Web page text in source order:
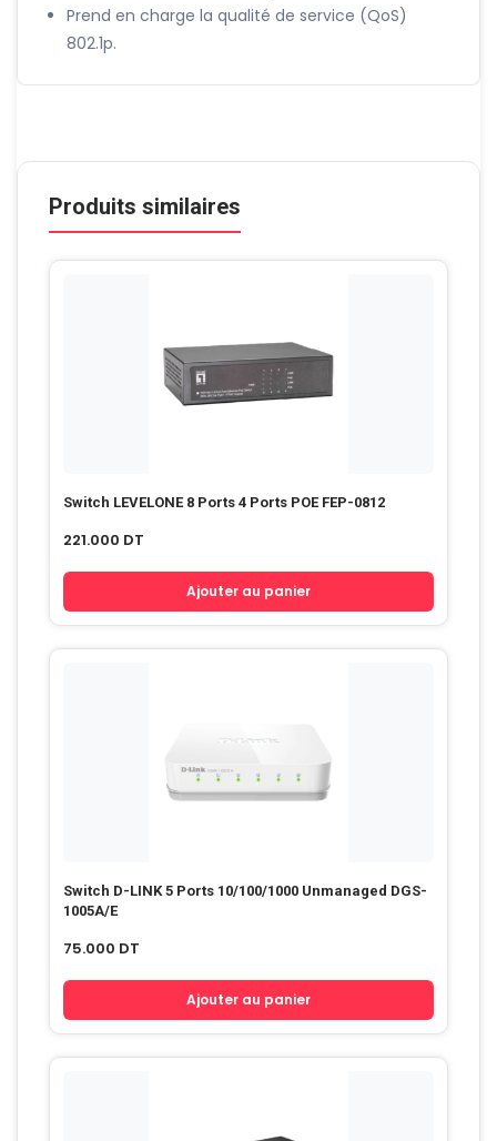
Prend en charge la qualité de service (QoS)
802.1p.
Produits similaires
Switch LEVELONE 8 Ports 4 Ports POE FEP-0812
221.000 DT
Ajouter au panier
Switch D-LINK 5 Ports 10/100/1000 Unmanaged DGS-
1005A/E
75.000 DT
Ajouter au panier